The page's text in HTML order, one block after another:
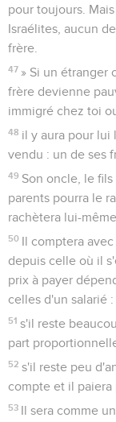
pour toujours.
Israélites, aucun
frère.
47 » Si un étranger
frère devienne
immigré chez toi
48 il y aura pour lui
vendu : un de ses
49 Son oncle, le
parents pourra le
rachètera lui-même.
50 Il comptera
depuis celle où il
prix à payer
celles d'un salarié :
51 s'il reste
part
52 s'il reste peu
compte et il paiera
53 Il sera comme